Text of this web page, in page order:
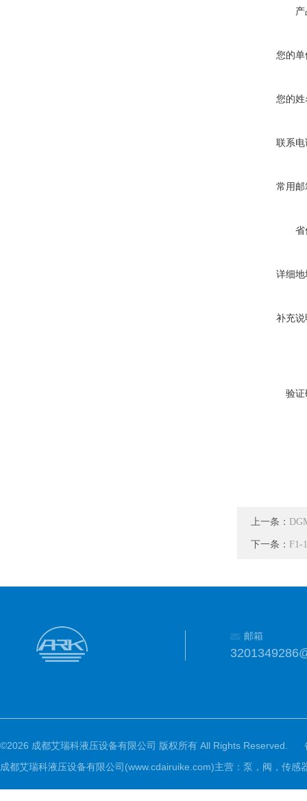
您的
您的
联系
常用
省
详细
补充
验
上一条：
下一条： F1-
邮箱
©2026 成都艾瑞科液压设备有限公司 版权所有 All Rights Reserved.
成都艾瑞科液压设备有限公司(www.cdairuike.com)主营：泵，阀，传